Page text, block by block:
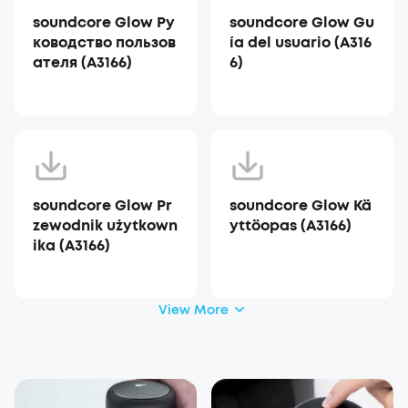
soundcore Glow Ру
ководство пользов
ателя (A3166)
soundcore Glow Gu
ía del usuario (A316
6)
soundcore Glow Pr
zewodnik użytkown
ika (A3166)
soundcore Glow Kä
yttöopas (A3166)
View More